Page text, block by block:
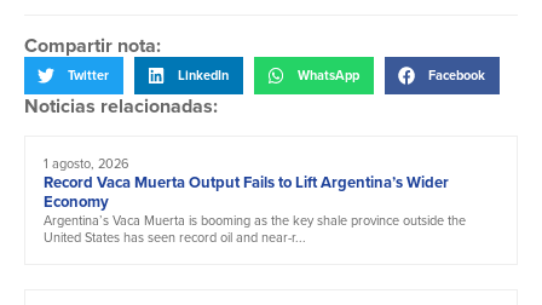
Compartir nota:
Twitter LinkedIn WhatsApp Facebook
Noticias relacionadas:
1 agosto, 2026
Record Vaca Muerta Output Fails to Lift Argentina’s Wider
Economy
Argentina’s Vaca Muerta is booming as the key shale province outside the
United States has seen record oil and near-r...